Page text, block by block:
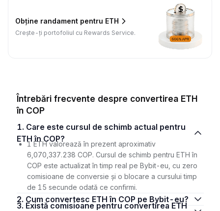
Obține randament pentru ETH
Crește-ți portofoliul cu Rewards Service.
Întrebări frecvente despre convertirea ETH
în COP
1. Care este cursul de schimb actual pentru
ETH în COP?
1 ETH valorează în prezent aproximativ
6,070,337.238 COP. Cursul de schimb pentru ETH în
COP este actualizat în timp real pe Bybit-eu, cu zero
comisioane de conversie și o blocare a cursului timp
de 15 secunde odată ce confirmi.
2. Cum convertesc ETH în COP pe Bybit-eu?
3. Există comisioane pentru convertirea ETH